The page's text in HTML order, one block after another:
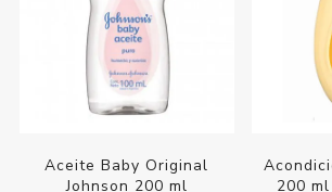
Aceite Baby Original
Johnson 200 ml
200